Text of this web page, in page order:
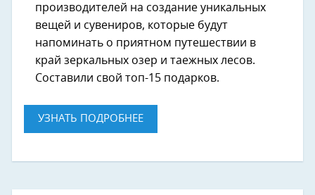
производителей на создание уникальных
вещей и сувениров, которые будут
напоминать о приятном путешествии в
край зеркальных озер и таежных лесов.
Составили свой топ-15 подарков.
УЗНАТЬ ПОДРОБНЕЕ